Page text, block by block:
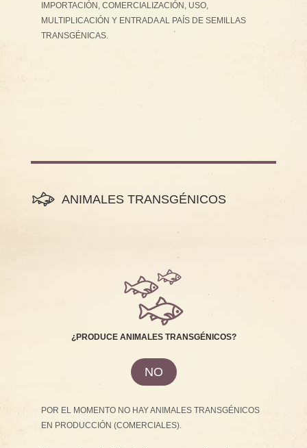
IMPORTACIÓN, COMERCIALIZACIÓN, USO,
MULTIPLICACIÓN Y ENTRADA AL PAÍS DE SEMILLAS
TRANSGÉNICAS.
ANIMALES TRANSGÉNICOS
¿PRODUCE ANIMALES TRANSGÉNICOS?
NO
POR EL MOMENTO NO HAY ANIMALES TRANSGÉNICOS
EN PRODUCCIÓN (COMERCIALES).